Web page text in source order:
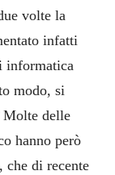
volte la
infatti
informatica
modo, si
Molte delle
hanno però
che di recente